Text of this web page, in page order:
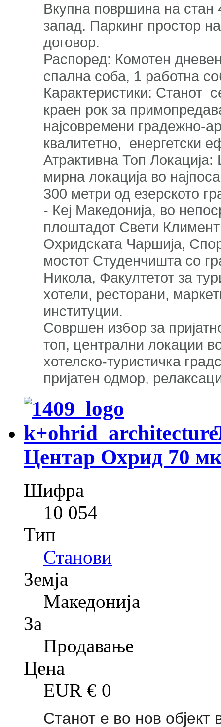
Вкупна површина на стан
запад. Паркинг простор
договор.
Распоред: Комотен дневен
спална соба, 1 работна
Карактеристики: Станот
краен рок за
најсовремени градежно-
квалитетно, енергетски
Атрактивна Топ
мирна локација во
300 метри од езерското
- Кеј Македонија, во
плоштадот Свети
Охридската Чаршија,
мостот Студенчишта со
Никола, Факултетот за
хотели, ресторани,
институции.
Совршен избор за
топ, централни локации
хотелско-туристичка
пријатен одмор,
Центар Охрид 70
Шифра
10 054
Тип
Станови
Земја
Македонија
За
Продавање
Цена
EUR € 0
Станот е во нов објект